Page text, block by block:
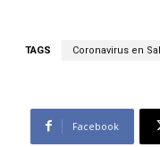
TAGS Coronavirus en
Facebook